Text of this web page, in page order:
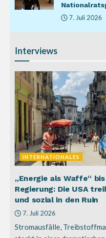
7. Juli 2026
Interviews
INTERNATIONALES
„Energie als Waffe“
Regierung: Die USA
und sozial in den Ruin
7. Juli 2026
Stromausfälle,